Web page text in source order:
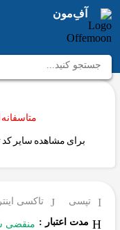
آفِ‌مون
برای مشاهده سایر
تپسی
تاکسی
مدت اعتبار : منقضی